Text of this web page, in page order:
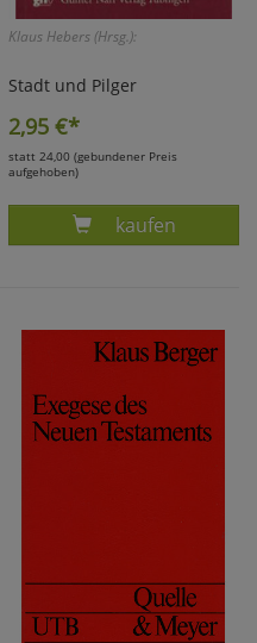
KÜNG
Klaus Hebers (Hrsg.):
Stadt und Pilger
2,95 €*
statt 24,00 (gebundener Preis
aufgehoben)
Produkt
kaufen